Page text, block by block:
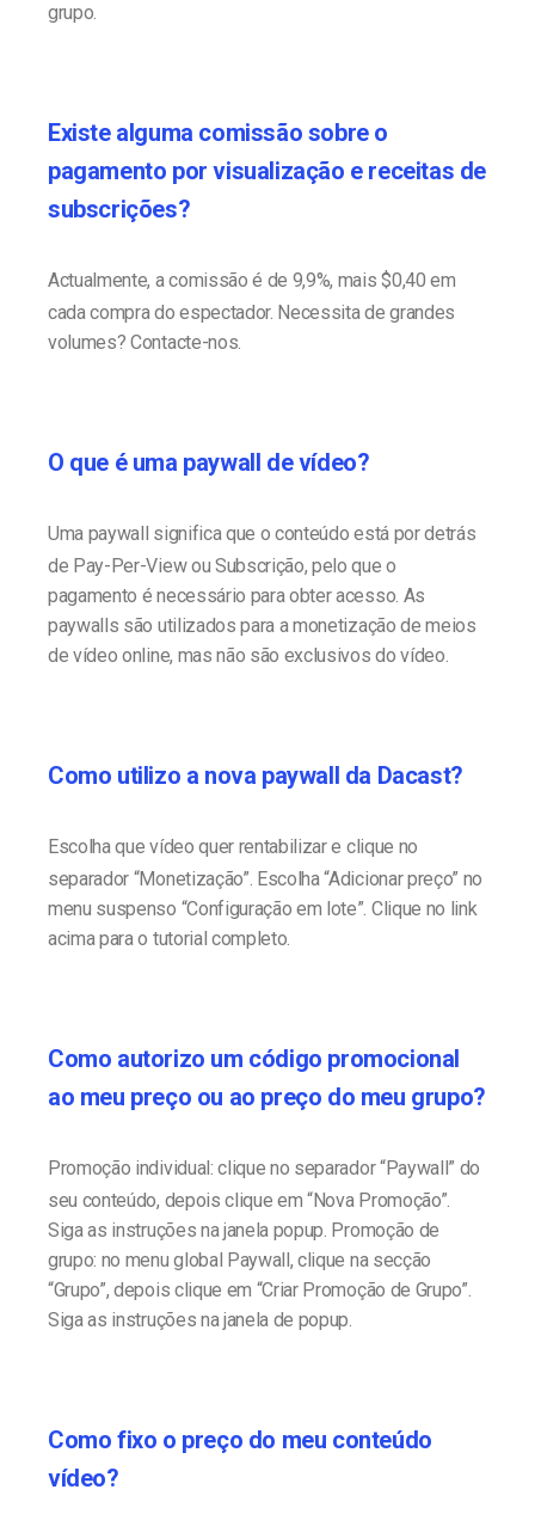
grupo.
Existe alguma comissão sobre o
pagamento por visualização e receitas de
subscrições?
Actualmente, a comissão é de 9,9%, mais $0,40 em
cada compra do espectador. Necessita de grandes
volumes? Contacte-nos.
O que é uma paywall de vídeo?
Uma paywall significa que o conteúdo está por detrás
de Pay-Per-View ou Subscrição, pelo que o
pagamento é necessário para obter acesso. As
paywalls são utilizados para a monetização de meios
de vídeo online, mas não são exclusivos do vídeo.
Como utilizo a nova paywall da Dacast?
Escolha que vídeo quer rentabilizar e clique no
separador “Monetização”. Escolha “Adicionar preço” no
menu suspenso “Configuração em lote”. Clique no link
acima para o tutorial completo.
Como autorizo um código promocional
ao meu preço ou ao preço do meu grupo?
Promoção individual: clique no separador “Paywall” do
seu conteúdo, depois clique em “Nova Promoção”.
Siga as instruções na janela popup. Promoção de
grupo: no menu global Paywall, clique na secção
“Grupo”, depois clique em “Criar Promoção de Grupo”.
Siga as instruções na janela de popup.
Como fixo o preço do meu conteúdo
vídeo?